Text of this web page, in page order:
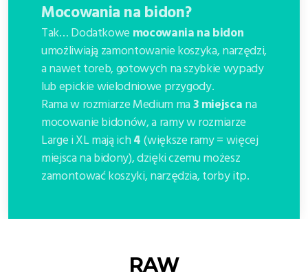
Mocowania na bidon?
Tak…Dodatkowe mocowania na bidon
umożliwiają zamontowanie koszyka, narzędzi,
a nawet toreb, gotowych na szybkie wypady
lub epickie wielodniowe przygody.
Rama w rozmiarze Medium ma3 miejscana
mocowanie bidonów, a ramy w rozmiarze
Large i XL mają ich4(większe ramy = więcej
miejsca na bidony), dzięki czemu możesz
zamontować koszyki, narzędzia, torby itp.
RAW